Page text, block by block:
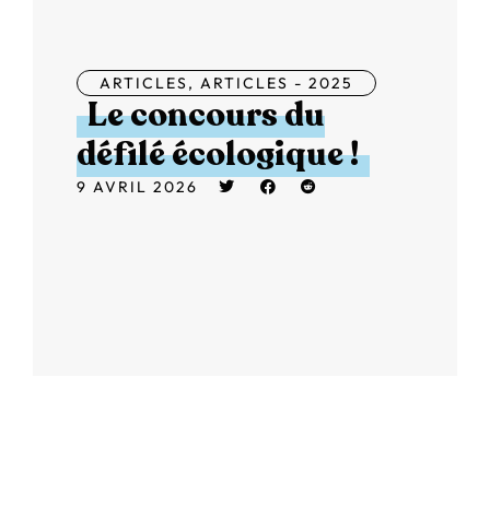
ARTICLES, ARTICLES - 2025
Le concours du
défilé écologique !
9 AVRIL 2026